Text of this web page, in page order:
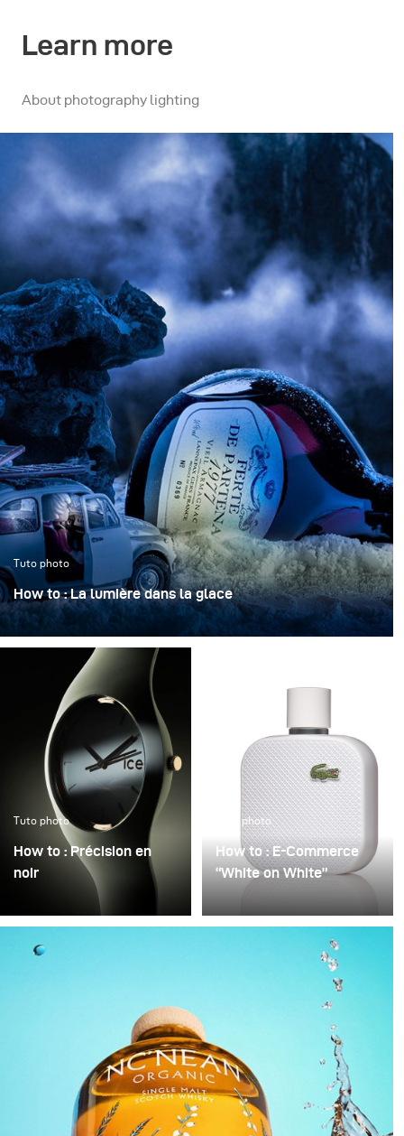
Learn more
About photography lighting
Tuto photo
How to : La lumière dans la glace
« La lumière dans la glace » transforme une bouteille
iconique en un objet sculptural, figé dans une
atmosphère claire et cristalline.
Tuto photo
How to : Précision en
noir
Précision en noir
consiste à transformer
un objet technique en
flotter dans l’obscurité.
considéré comme un
simple arrière-plan vide,
mais comme un espace
actif dans lequel la
Tuto photo
How to : E-Commerce
“White on White”
d’image en photographie
e-commerce est
souvent justifiée par la
pression du temps :
peu de temps. On se
contente alors de «
rendre l’image plus
claire » – mais on peut
rarement parler d’un